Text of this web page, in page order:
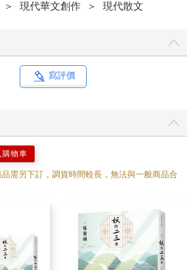
＞ 現代華文創作 ＞ 現代散文
寫評價
購物車
需另下訂，調貨時間較長，無法與一般商品合